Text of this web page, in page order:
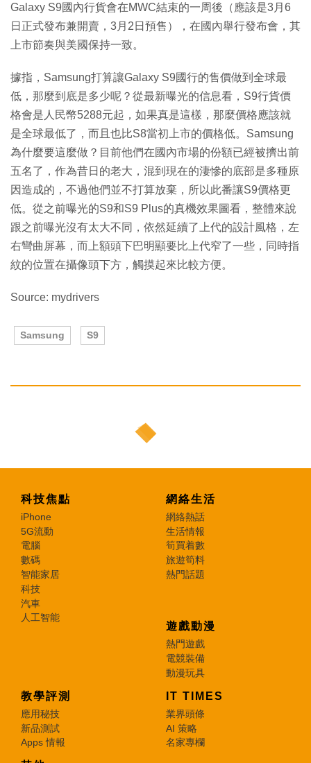
Galaxy S9國內行貨會在MWC結束的一周後（應該是3月6
日正式發布兼開賣，3月2日預售），在國內舉行發布會，其
上市節奏與美國保持一致。
據指，Samsung打算讓Galaxy S9國行的售價做到全球最
低，那麼到底是多少呢？從最新曝光的信息看，S9行貨價
格會是人民幣5288元起，如果真是這樣，那麼價格應該就
是全球最低了，而且也比S8當初上市的價格低。Samsung
為什麼要這麼做？目前他們在國內市場的份額已經被擠出前
五名了，作為昔日的老大，混到現在的淒慘的底部是多種原
因造成的，不過他們並不打算放棄，所以此番讓S9價格更
低。從之前曝光的S9和S9 Plus的真機效果圖看，整體來說
跟之前曝光沒有太大不同，依然延續了上代的設計風格，左
右彎曲屏幕，而上額頭下巴明顯要比上代窄了一些，同時指
紋的位置在攝像頭下方，觸摸起來比較方便。
Source: mydrivers
Samsung S9
科技焦點
iPhone
5G流動
電腦
數碼
智能家居
科技
汽車
人工智能
網絡生活
網絡熱話
生活情報
筍買着數
旅遊筍料
熱門話題
遊戲動漫
熱門遊戲
電競裝備
動漫玩具
教學評測
應用秘技
新品測試
Apps 情報
IT TIMES
業界頭條
AI 策略
名家專欄